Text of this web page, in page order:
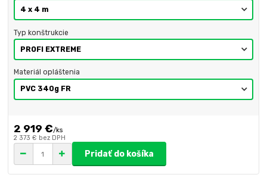
Typ konštrukcie
Materiál opláštenia
2 919 €/ks
2 373 € bez DPH
Pridať do košíka